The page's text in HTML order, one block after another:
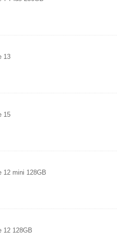
13
15
12 mini 128GB
12 128GB